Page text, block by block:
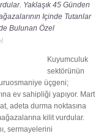
Yaklaşık 45 Günden
Içinde Tutanlar
Bulunan Özel
Kuyumculuk
sektörünün
üçgeni;
ev sahipliği yapıyor. Mart
adeta durma noktasına
kilit vurdular.
sermayelerini